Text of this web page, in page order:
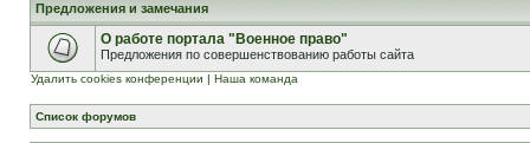
Предложения и замечания
О работе портала "Военное право"
Предложения по совершенствованию работы сайта
Удалить cookies конференции | Наша команда
Список форумов